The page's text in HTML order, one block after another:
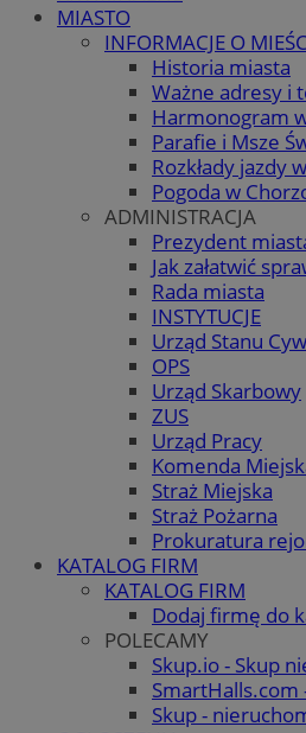
MIASTO
INFORMACJE O
Historia miasta
Ważne adresy i
Harmonogram
Parafie i Msze
Rozkłady jazdy
Pogoda w
ADMINISTRACJA
Prezydent
Jak załatwić
Rada miasta
INSTYTUCJE
Urząd Stanu
OPS
Urząd Skarbowy
ZUS
Urząd Pracy
Komenda
Straż Miejska
Straż Pożarna
Prokuratura
KATALOG FIRM
KATALOG FIRM
Dodaj firmę do
POLECAMY
Skup.io - Skup
SmartHalls.com
Skup -